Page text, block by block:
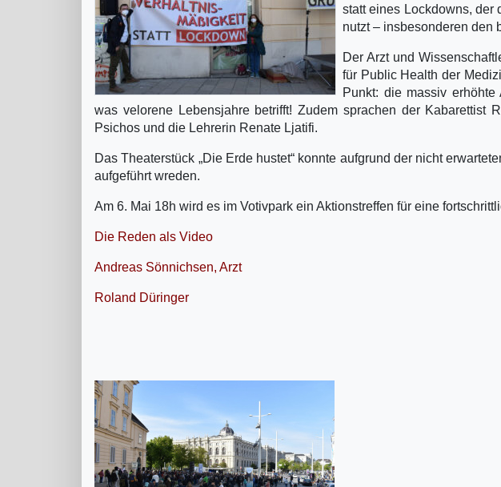
statt eines Lockdowns, der
nutzt – insbesonderen den
Der Arzt und
für Public Health der
Punkt: die massiv
was velorene Lebensjahre betrifft! Zudem sprachen der Kabarettist
Psichos und die Lehrerin Renate Ljatifi.
Das Theaterstück „Die Erde hustet“ konnte aufgrund der nicht
aufgeführt wreden.
Am 6. Mai 18h wird es im Votivpark ein Aktionstreffen für eine
Die Reden als Video
Andreas Sönnichsen, Arzt
Roland Düringer